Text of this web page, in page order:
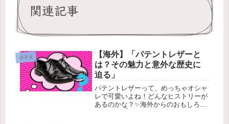
関連記事
小ネタ
【海外】「パテントレザーと
は？その魅力と意外な歴史に
迫る」
パテントレザーって、めっちゃオシャ
レで可愛いよね！どんなヒストリーが
あるのかな？✨海外からのおもしろニ